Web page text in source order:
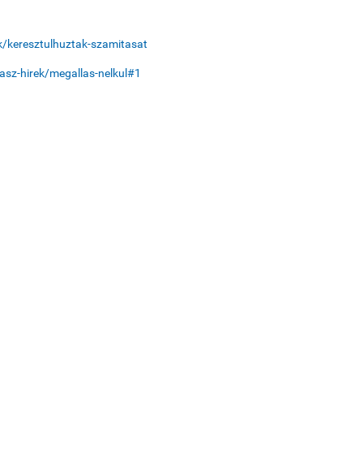
keresztulhuztak-szamitasat
hirek/megallas-nelkul#1